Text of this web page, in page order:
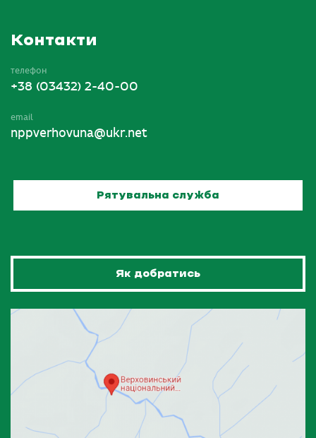
Контакти
телефон
+38 (03432) 2-40-00
email
nppverhovuna@ukr.net
Рятувальна служба
Як добратись